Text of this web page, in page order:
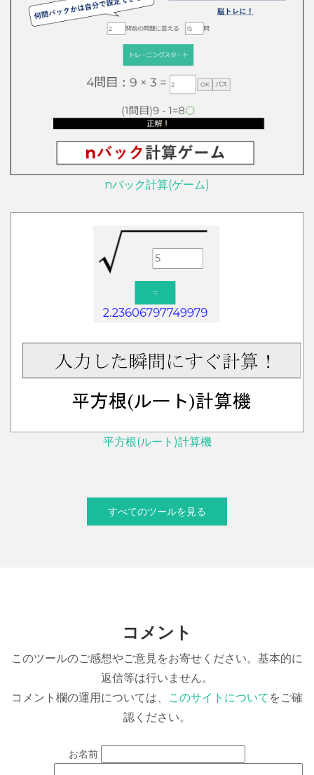
nバック計算(ゲーム)
平方根(ルート)計算機
すべてのツールを見る
コメント
このツールのご感想やご意見をお寄せください。基本的に
返信等は行いません。
コメント欄の運用については、
このサイトについて をご確
認ください。
お名前